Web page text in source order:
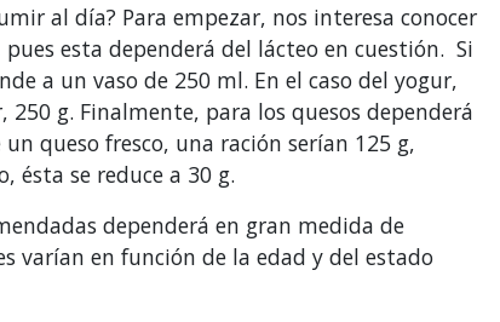
al día? Para empezar, nos interesa conocer
esta dependerá del lácteo en cuestión. Si
a un vaso de 250 ml. En el caso del yogur,
g. Finalmente, para los quesos dependerá
queso fresco, una ración serían 125 g,
ésta se reduce a 30 g.
dependerá en gran medida de
varían en función de la edad y del estado